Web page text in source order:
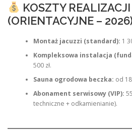
KOSZTY REALIZACJI
(ORIENTACYJNE –
Montaż jacuzzi (standard): 1
Kompleksowa instalacja
500 zł.
Sauna ogrodowa beczka: od
Abonament serwisowy (VIP):
techniczne + odkamienianie).